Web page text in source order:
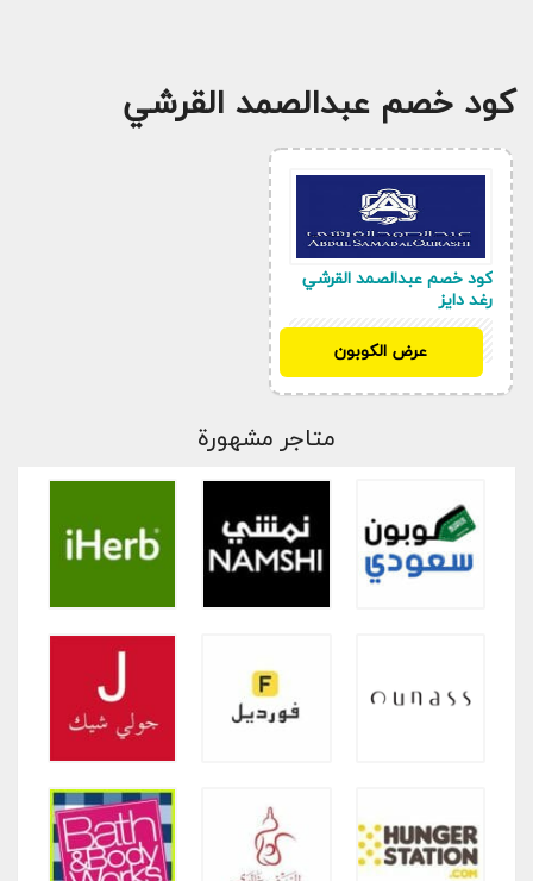
كود خصم عبدالصمد القرشي
كود خصم عبدالصمد القرشي
رغد دايز
عرض الكوبون
متاجر مشهورة